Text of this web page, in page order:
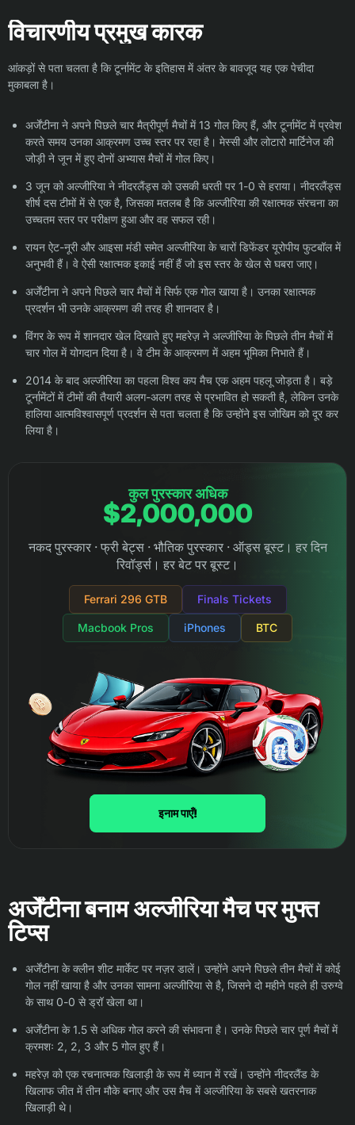
विचारणीय प्रमुख कारक
आंकड़ों से पता चलता है कि टूर्नामेंट के इतिहास में अंतर के बावजूद यह एक पेचीदा
मुकाबला है।
अर्जेंटीना ने अपने पिछले चार मैत्रीपूर्ण मैचों में 13 गोल किए हैं, और टूर्नामेंट में प्रवेश
करते समय उनका आक्रमण उच्च स्तर पर रहा है। मेस्सी और लोटारो मार्टिनेज की
जोड़ी ने जून में हुए दोनों अभ्यास मैचों में गोल किए।
3 जून को अल्जीरिया ने नीदरलैंड्स को उसकी धरती पर 1-0 से हराया। नीदरलैंड्स
शीर्ष दस टीमों में से एक है, जिसका मतलब है कि अल्जीरिया की रक्षात्मक संरचना का
उच्चतम स्तर पर परीक्षण हुआ और वह सफल रही।
रायन ऐट-नूरी और आइसा मंडी समेत अल्जीरिया के चारों डिफेंडर यूरोपीय फुटबॉल में
अनुभवी हैं। वे ऐसी रक्षात्मक इकाई नहीं हैं जो इस स्तर के खेल से घबरा जाए।
अर्जेंटीना ने अपने पिछले चार मैचों में सिर्फ एक गोल खाया है। उनका रक्षात्मक
प्रदर्शन भी उनके आक्रमण की तरह ही शानदार है।
विंगर के रूप में शानदार खेल दिखाते हुए महरेज़ ने अल्जीरिया के पिछले तीन मैचों में
चार गोल में योगदान दिया है। वे टीम के आक्रमण में अहम भूमिका निभाते हैं।
2014 के बाद अल्जीरिया का पहला विश्व कप मैच एक अहम पहलू जोड़ता है। बड़े
टूर्नामेंटों में टीमों की तैयारी अलग-अलग तरह से प्रभावित हो सकती है, लेकिन उनके
हालिया आत्मविश्वासपूर्ण प्रदर्शन से पता चलता है कि उन्होंने इस जोखिम को दूर कर
लिया है।
कुल पुरस्कार अधिक
$2,000,000
नकद पुरस्कार · फ्री बेट्स · भौतिक पुरस्कार · ऑड्स बूस्ट। हर दिन
रिवॉर्ड्स। हर बेट पर बूस्ट।
Ferrari 296 GTB Finals Tickets
Macbook Pros iPhones BTC
इनाम पाएँ!
अर्जेंटीना बनाम अल्जीरिया मैच पर मुफ्त
टिप्स
अर्जेंटीना के क्लीन शीट मार्केट पर नज़र डालें। उन्होंने अपने पिछले तीन मैचों में कोई
गोल नहीं खाया है और उनका सामना अल्जीरिया से है, जिसने दो महीने पहले ही उरुग्वे
के साथ 0-0 से ड्रॉ खेला था।
अर्जेंटीना के 1.5 से अधिक गोल करने की संभावना है। उनके पिछले चार पूर्ण मैचों में
क्रमशः 2, 2, 3 और 5 गोल हुए हैं।
महरेज़ को एक रचनात्मक खिलाड़ी के रूप में ध्यान में रखें। उन्होंने नीदरलैंड के
खिलाफ जीत में तीन मौके बनाए और उस मैच में अल्जीरिया के सबसे खतरनाक
खिलाड़ी थे।